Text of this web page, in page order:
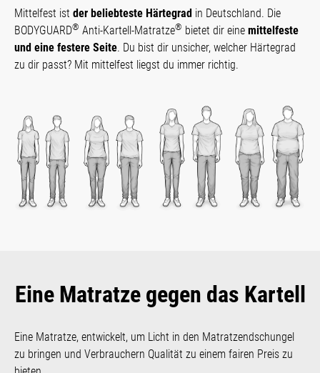
Mittelfest ist der beliebteste Härtegrad in Deutschland. Die
BODYGUARD® Anti-Kartell-Matratze® bietet dir eine mittelfeste
und eine festere Seite. Du bist dir unsicher, welcher Härtegrad
zu dir passt? Mit mittelfest liegst du immer richtig.
Eine Matratze gegen das Kartell
Eine Matratze, entwickelt, um Licht in den Matratzen­dschungel
zu bringen und Verbrauchern Qualität zu einem fairen Preis zu